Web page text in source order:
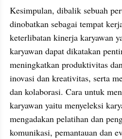
Kesimpulan, dibalik sebuah
dinobatkan sebagai tempat
keterlibatan kinerja karyawan
karyawan dapat dikatakan
meningkatkan produktivitas
inovasi dan kreativitas, serta
dan kolaborasi. Cara untuk
karyawan yaitu menyeleksi
mengadakan pelatihan dan
komunikasi, pemantauan dan